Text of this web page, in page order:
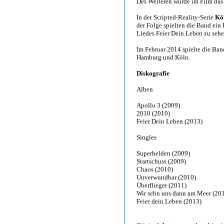
In der Scripted-Reality-Serie
der Folge spielten die Band ein
Liedes Feier Dein Leben zu
Im Februar 2014 spielte die
Hamburg und Köln.
Diskografie
Alben
Apollo 3 (2009)
2010 (2010)
Feier Dein Leben (2013)
Singles
Superhelden (2009)
Startschuss (2009)
Chaos (2010)
Unverwundbar (2010)
Überflieger (2011)
Wir sehn uns dann am Meer
Feier dein Leben (2013)